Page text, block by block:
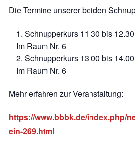
Die Termine unserer beiden
Schnupperkurs 11.30 bis
Im Raum Nr. 6
Schnupperkurs 13.00 bis
Im Raum Nr. 6
Mehr erfahren zur Veranstaltung:
https://www.bbbk.de/index.php/
ein-269.html